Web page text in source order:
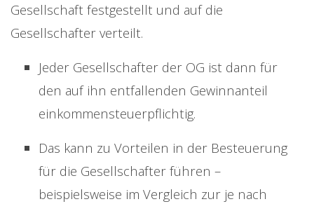
Gesellschaft festgestellt und auf die
Gesellschafter verteilt.
Jeder Gesellschafter der OG ist dann für
den auf ihn entfallenden Gewinnanteil
einkommensteuerpflichtig.
Das kann zu Vorteilen in der Besteuerung
für die Gesellschafter führen –
beispielsweise im Vergleich zur je nach